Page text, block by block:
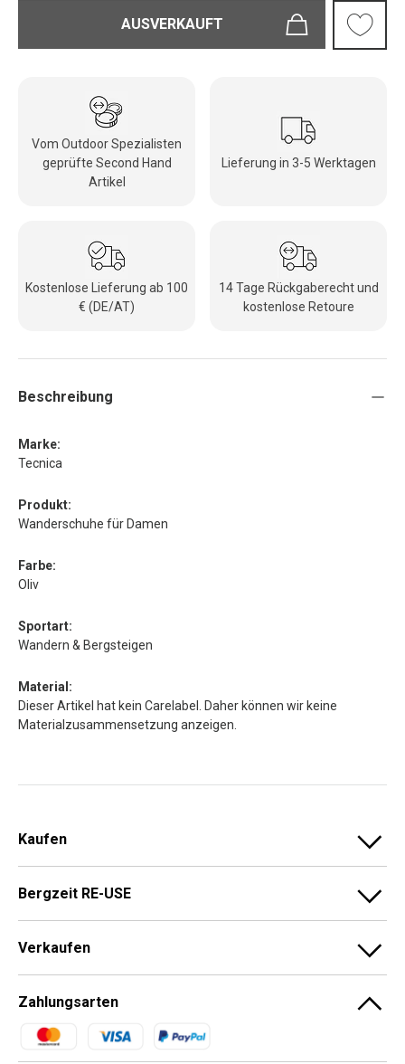
AUSVERKAUFT
Vom Outdoor Spezialisten
geprüfte Second Hand
Artikel
Lieferung in 3-5 Werktagen
Kostenlose Lieferung ab 100
€ (DE/AT)
14 Tage Rückgaberecht und
kostenlose Retoure
Beschreibung
Marke:
Tecnica
Produkt:
Wanderschuhe für Damen
Farbe:
Oliv
Sportart:
Wandern & Bergsteigen
Material:
Dieser Artikel hat kein Carelabel. Daher können wir keine
Materialzusammensetzung anzeigen.
Kaufen
Bergzeit RE-USE
Verkaufen
Zahlungsarten
Zahlungsmethoden